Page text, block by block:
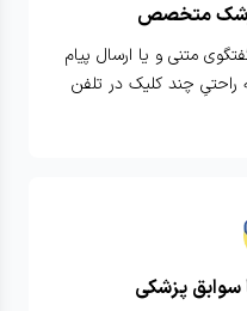
متخصص
متنی و یا ارسال پیام
چند کلیک در تلفن
سوابق پزشکی